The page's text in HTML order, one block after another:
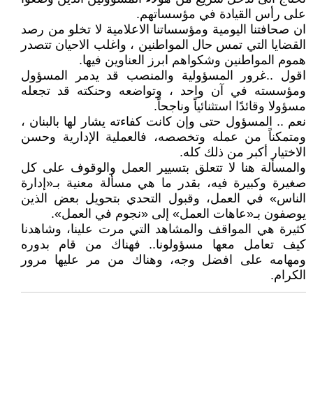
على رأس القيادة في مؤسساتهم.
ان صحافتنا اليومية ومؤسساتنا الاعلامية لا تخلو من رصد
القضايا التي تمس حال المواطنين ، واغلب الاحيان تتصدر
هموم المواطنين وشكواهم ابرز العناوين فيها.
اقول ..غرور المسؤولية والمنصب قد يدمر المسؤول
ومؤسسته في آن واحد ، وتواضعه وحنكته قد تجعله
مسؤولا وقائدًا استثنائياً وناجحاً.
نعم .. المسؤول حتى وإن كانت كفاءته يشار لها بالبنان ،
ومتمكناً من عمله وتخصصه، فالعملية الإدارية وحسن
الاختيار أكبر من ذلك كله.
والمسألة هنا لا تتعلق بتسيير العمل والوقوف على كل
صغيرة وكبيرة فيه، بقدر ما هي مسألة معنية بـ«إدارة
الناس» في العمل، وقبول التحدي بتحويل بعض الذين
يوصفون بـ«عاهات العمل» إلى «نجوم في العمل».
كثيرة هي المواقف والمشاهد التي مرت علينا، وشاهدنا
كيف تعامل معها مسؤولونا.. فهناك من قام بدوره
ومهامه على افضل وجه، وهناك من مر عليها مرور
الكرام.